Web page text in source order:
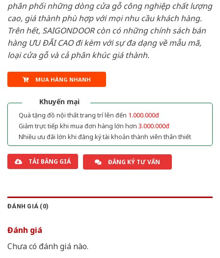
phân phối những dòng cửa gỗ công nghiệp chất lượng
cao, giá thành phù hợp với mọi nhu cầu khách hàng.
Trên hết, SAIGONDOOR còn có những chính sách bán
hàng ƯU ĐÃI CAO đi kèm với sự đa dạng về mẫu mã,
loại cửa gỗ và cả phân khúc giá thành.
MUA HÀNG NHANH
Khuyến mại
Quà tặng đồ nội thất trang trí lên đến 1.000.000đ
Giảm trực tiếp khi mua đơn hàng lớn hơn 3.000.000đ
Nhiều ưu đãi lớn khi đăng ký tài khoản thành viên thân thiết
TẢI BẢNG GIÁ ĐĂNG KÝ TƯ VẤN
ĐÁNH GIÁ (0)
Đánh giá
Chưa có đánh giá nào.